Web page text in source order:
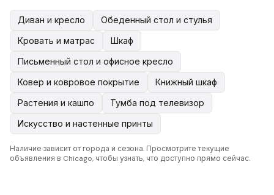
Диван и кресло
Обеденный стол и стулья
Кровать и матрас
Шкаф
Письменный стол и офисное кресло
Ковер и ковровое покрытие
Книжный шкаф
Растения и кашпо
Тумба под телевизор
Искусство и настенные принты
Наличие зависит от города и сезона. Просмотрите текущие
объявления в Chicago, чтобы узнать, что доступно прямо сейчас.